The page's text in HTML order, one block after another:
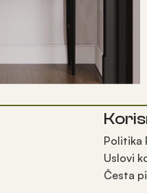
Politika
Uslovi
Česta